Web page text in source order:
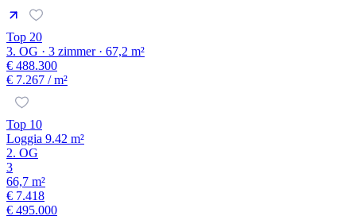
Top 20
3. OG · 3 zimmer · 67,2 m²
€ 488.300
€ 7.267 / m²
Top 10
Loggia 9.42 m²
2. OG
3
66,7 m²
€ 7.418
€ 495.000